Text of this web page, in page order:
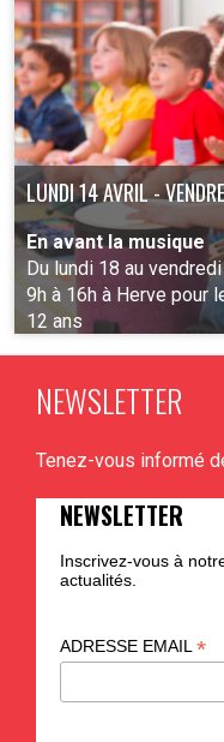
LUNDI 14 AVRIL -
En avant la musique
Du lundi 18 au
9h à 16h à Herve pour
12 ans
NEWSLETTER
Tenez-vous informé
NEWSLETTER
Inscrivez-vous à
actualités.
ADRESSE EMAIL *